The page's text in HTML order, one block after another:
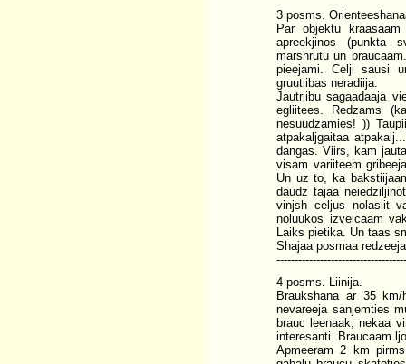
3 posms.
Par objektu
apreekjinos (punkta
marshrutu un
pieejami. Celji sausi
gruutiibas neradiija.
Jautriibu sagaadaaja
egliitees. Redzams
nesuudzamies! ))
atpakaljgaitaa
dangas. Viirs, kam
visam variiteem
Un uz to, ka
daudz tajaa
vinjsh celjus nolasiit
noluukos izveicaam
Laiks pietika. Un taas
Shajaa posmaa
4 posms. Liinija.
Braukshana ar 35
nevareeja sanjemties
brauc leenaak, nekaa
interesanti. Braucaam
Apmeeram 2 km